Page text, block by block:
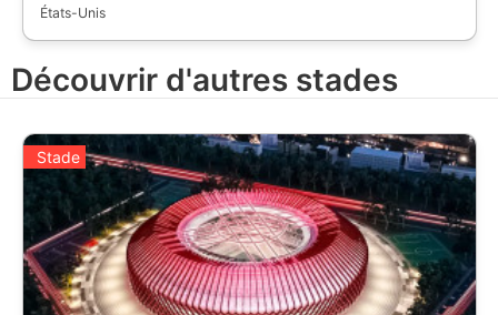
Texas. La conférence de football américain fait partie de
États-Unis
Découvrir d'autres stades
Stade